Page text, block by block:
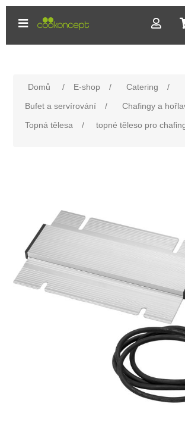
Domů / E-shop / Catering
/
Bufet a servírování
/ Chafingy a
Topná tělesa
/ topné těleso pro